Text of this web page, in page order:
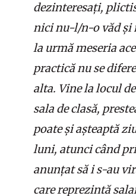
dezinteresați,
nici nu-l/n-o văd și
la urmă meseria
practică nu se
alta. Vine la locul
sala de clasă,
poate și așteaptă
luni, atunci când
anunțat să i s-au
care reprezintă